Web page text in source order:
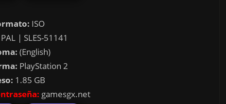
ISO
PAL | SLES-51141
(English)
PlayStation 2
1.85 GB
gamesgx.net